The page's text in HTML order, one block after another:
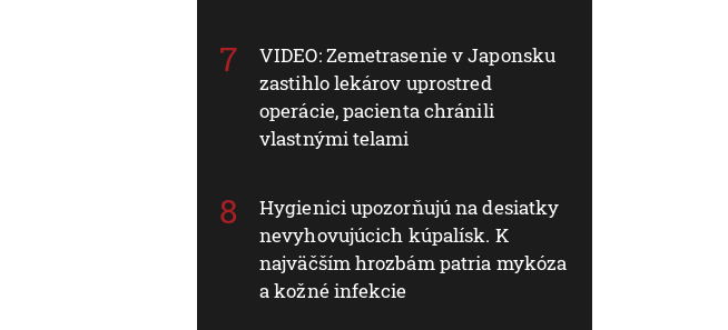
VIDEO: Zemetrasenie v Japonsku
zastihlo lekárov uprostred
operácie, pacienta chránili
vlastnými telami
Hygienici upozorňujú na desiatky
nevyhovujúcich kúpalísk. K
najväčším hrozbám patria mykóza
a kožné infekcie